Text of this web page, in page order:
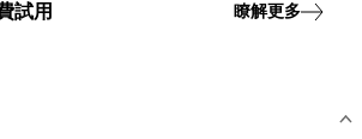
試用 瞭解更多